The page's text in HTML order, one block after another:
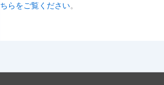
ちらをご覧ください。